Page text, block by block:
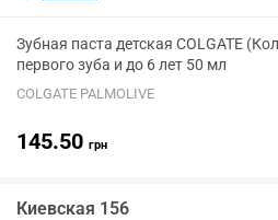
Зубная паста детская COLGATE
первого зуба и до 6 лет 50 мл
COLGATE PALMOLIVE
145.50 грн
Киевская 156